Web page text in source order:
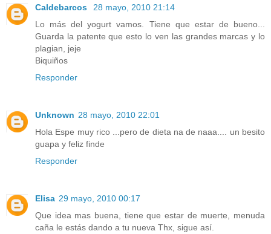
Caldebarcos
28 mayo, 2010 21:14
Lo más del yogurt vamos. Tiene que estar de bueno...
Guarda la patente que esto lo ven las grandes marcas y lo
plagian, jeje
Biquiños
Responder
Unknown 28 mayo, 2010 22:01
Hola Espe muy rico ...pero de dieta na de naaa.... un besito
guapa y feliz finde
Responder
Elisa 29 mayo, 2010 00:17
Que idea mas buena, tiene que estar de muerte, menuda
caña le estás dando a tu nueva Thx, sigue así.